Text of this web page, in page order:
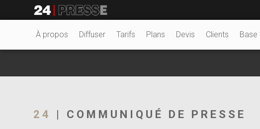
24Presse -
À propos Diffuser Tarifs Plans Devis Clients Base
24 | COMMUNIQUÉ DE PRESSE